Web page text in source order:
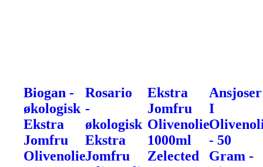
Biogan -
økologisk
Ekstra
Jomfru
Olivenolie
Rosario
-
økologisk
Ekstra
Jomfru
Ekstra
Jomfru
Olivenolie
1000ml
Zelected
Ansjoser
I
- 50
Gram -